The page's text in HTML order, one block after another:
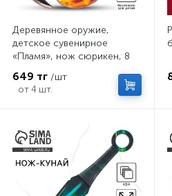
Деревянное оружие,
детское сувенирное
«Пламя», нож сюрикен, 8
649 тг /шт
от 4 шт.